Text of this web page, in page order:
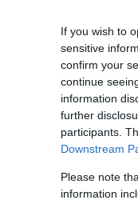
If you wish to
sensitive
confirm your
continue
information
further
participants.
Downstream
Please note
information